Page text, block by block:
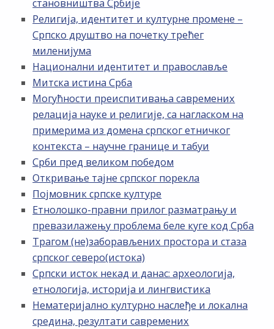
становништва Србије
Религија, идентитет и културне промене –
Српско друштво на почетку трећег
миленијума
Национални идентитет и православље
Митска истина Срба
Могућности преиспитивања савремених
релација науке и религије, са нагласком на
примерима из домена српског етничког
контекста – научне границе и табуи
Срби пред великом победом
Откривање тајне српског порекла
Појмовник српске културе
Етнолошко-правни прилог разматрању и
превазилажењу проблема беле куге код Срба
Трагом (не)заборављених простора и стаза
српског северо(истока)
Српски исток некад и данас: археологија,
етнологија, историја и лингвистика
Нематеријално културно наслеђе и локална
средина, резултати савремених